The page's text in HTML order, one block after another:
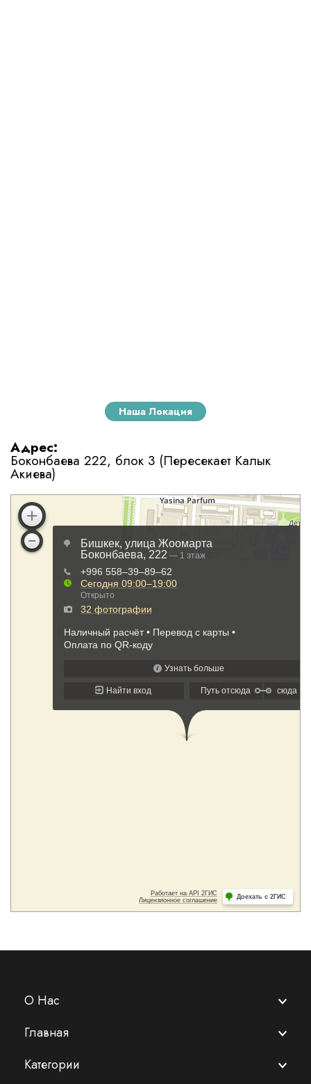
Наша Локация
Адрес:
Боконбаева 222, блок 3 (Пересекает Калык
Акиева)
О Нас
Главная
Категории